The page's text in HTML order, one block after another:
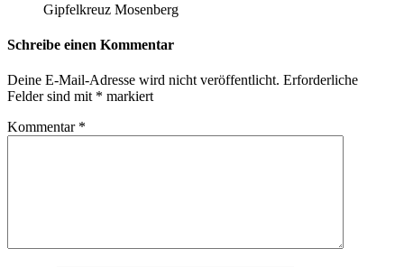
Gipfelkreuz Mosenberg
Schreibe einen Kommentar
Deine E-Mail-Adresse wird nicht veröffentlicht. Erforderliche
Felder sind mit * markiert
Kommentar *